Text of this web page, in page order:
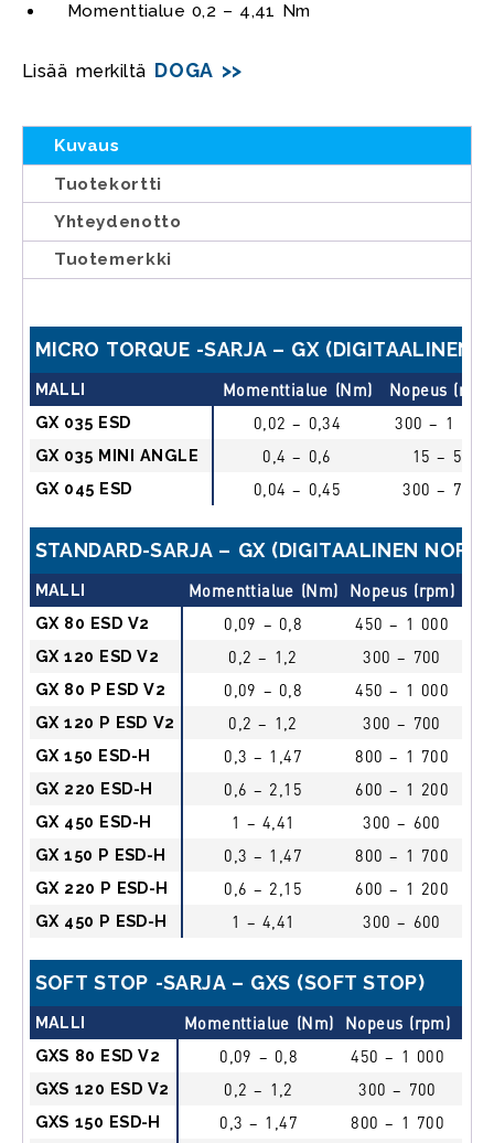
Momenttialue 0,2 – 4,41 Nm
Lisää merkiltä DOGA >>
Kuvaus
Tuotekortti
Yhteydenotto
Tuotemerkki
MICRO TORQUE -SARJA – GX (DIGITAALINEN
MALLI Momenttialue (Nm) Nopeus (rpm)
GX 035 ESD 0,02 – 0,34 300 – 1 100
GX 035 MINI ANGLE 0,4 – 0,6 15 – 55
GX 045 ESD 0,04 – 0,45 300 – 700
STANDARD-SARJA – GX (DIGITAALINEN
MALLI Momenttialue (Nm) Nopeus (rpm)
GX 80 ESD V2 0,09 – 0,8 450 – 1 000
GX 120 ESD V2 0,2 – 1,2 300 – 700
GX 80 P ESD V2 0,09 – 0,8 450 – 1 000
GX 120 P ESD V2 0,2 – 1,2 300 – 700
GX 150 ESD-H 0,3 – 1,47 800 – 1 700
GX 220 ESD-H 0,6 – 2,15 600 – 1 200
GX 450 ESD-H 1 – 4,41 300 – 600
GX 150 P ESD-H 0,3 – 1,47 800 – 1 700
GX 220 P ESD-H 0,6 – 2,15 600 – 1 200
GX 450 P ESD-H 1 – 4,41 300 – 600
SOFT STOP -SARJA – GXS (SOFT STOP)
MALLI Momenttialue (Nm) Nopeus (rpm)
GXS 80 ESD V2 0,09 – 0,8 450 – 1 000
GXS 120 ESD V2 0,2 – 1,2 300 – 700
GXS 150 ESD-H 0,3 – 1,47 800 – 1 700